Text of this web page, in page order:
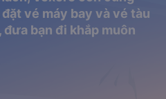
vé máy bay và vé tàu
bạn đi khắp muôn